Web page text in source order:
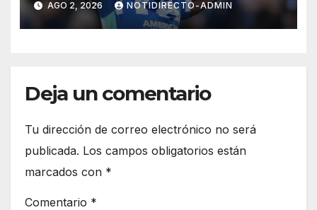
Premier League
AGO 2, 2026 NOTIDIRECTO-ADMIN
Deja un comentario
Tu dirección de correo electrónico no será
publicada. Los campos obligatorios están
marcados con *
Comentario *